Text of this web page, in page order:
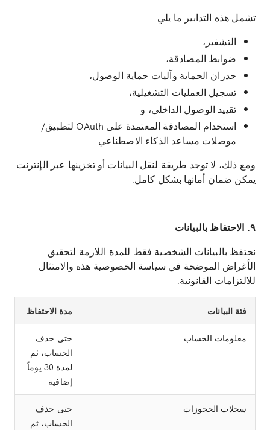
تشمل هذه التدابير ما يلي:
التشفير،
ضوابط المصادقة،
جدران الحماية وآليات حماية الوصول،
تسجيل العمليات التشغيلية،
تقييد الوصول الداخلي، و
استخدام المصادقة المعتمدة على OAuth لتطبيق/
موصلات مساعد الذكاء الاصطناعي.
ومع ذلك، لا توجد طريقة لنقل البيانات أو تخزينها عبر الإنترنت
يمكن ضمان أمانها بشكل كامل.
٩. الاحتفاظ بالبيانات
نحتفظ بالبيانات الشخصية فقط للمدة اللازمة لتحقيق
الأغراض الموضحة في سياسة الخصوصية هذه والامتثال
للالتزامات القانونية.
فئة البيانات مدة الاحتفاظ
معلومات الحساب
حتى حذف
الحساب، ثم
لمدة 30 يوماً
إضافية
سجلات الحجوزات
حتى حذف
الحساب، ثم